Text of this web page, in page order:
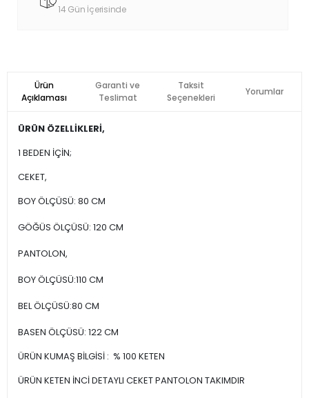
14 Gün İçerisinde
Ürün
Açıklaması
Garanti ve
Teslimat
Taksit
Seçenekleri
Yorumlar
ÜRÜN ÖZELLİKLERİ,
1 BEDEN İÇİN;
CEKET,
BOY ÖLÇÜSÜ: 80 CM
GÖĞÜS ÖLÇÜSÜ: 120 CM
PANTOLON,
BOY ÖLÇÜSÜ:110 CM
BEL ÖLÇÜSÜ:80 CM
BASEN ÖLÇÜSÜ: 122 CM
ÜRÜN KUMAŞ BİLGİSİ : % 100 KETEN
ÜRÜN KETEN İNCİ DETAYLI CEKET PANTOLON TAKIMDIR